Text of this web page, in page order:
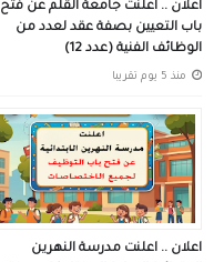
اعلان .. اعلنت جامعة القلم عن فتح
باب التعيين بصفة عقد لعدد من
الوظائف الفنية (عدد 12)
منذ 5 يوم تقريبا
اعلان .. اعلنت مدرسة النهرين